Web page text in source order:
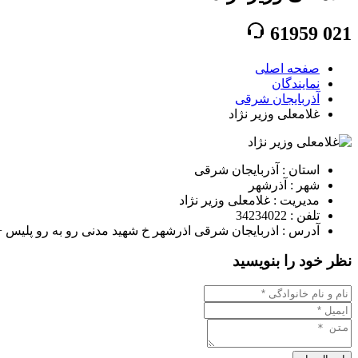
021
61959
صفحه اصلی
نمایندگان
آذربایجان شرقی
غلامعلی وزیر نژاد
استان : آذربایجان شرقی
شهر : آذرشهر
مدیریت : غلامعلی وزیر نژاد
تلفن : 34234022
آدرس : اذربایجان شرقی اذرشهر خ شهید مدنی رو به رو پلیس +10 نمایندگی
نظر خود را بنویسید